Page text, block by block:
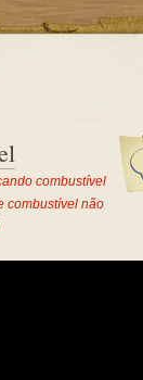
combustível
combustível não